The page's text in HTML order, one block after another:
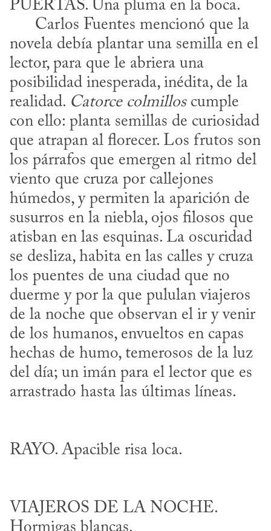
PUERTAS. Una pluma en la boca.
novela debía plantar una semilla en el
lector, para que le abriera una
posibilidad inesperada, inédita, de la
realidad. Catorce colmillos cumple
con ello: planta semillas de curiosidad
que atrapan al florecer. Los frutos son
los párrafos que emergen al ritmo del
viento que cruza por callejones
húmedos, y permiten la aparición de
susurros en la niebla, ojos filosos que
atisban en las esquinas. La oscuridad
se desliza, habita en las calles y cruza
los puentes de una ciudad que no
duerme y por la que pululan viajeros
de la noche que observan el ir y venir
de los humanos, envueltos en capas
hechas de humo, temerosos de la luz
del día; un imán para el lector que es
VIAJEROS DE LA NOCHE.
Hormigas blancas.